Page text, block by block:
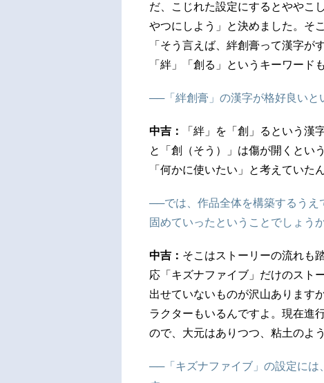
だ、こじれた設定にするとややこ
やつにしよう」と決めました。そ
「そう言えば、絆創膏って漢字が
「絆」「創る」というキーワード
──「絆創膏」の漢字が格好良いと
中吉：
「絆」を「創」るという漢
と「創（そう）」は傷が開くとい
「何かに使いたい」と考えていた
──では、作品全体を構築するうえ
固めていったということでしょう
中吉： そこはストーリーの流れも
応「キズナファイブ」だけのスト
出せていないものが沢山あります
ラクターもいるんですよ。現在進
ので、大元はありつつ、粘土のよ
──「キズナファイブ」の設定には